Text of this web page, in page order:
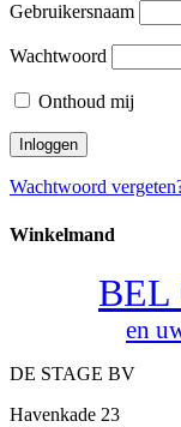
Gebruikersnaam
Wachtwoord
Onthoud mij
Wachtwoord
Winkelmand
BEL
en
DE STAGE BV
Havenkade 23